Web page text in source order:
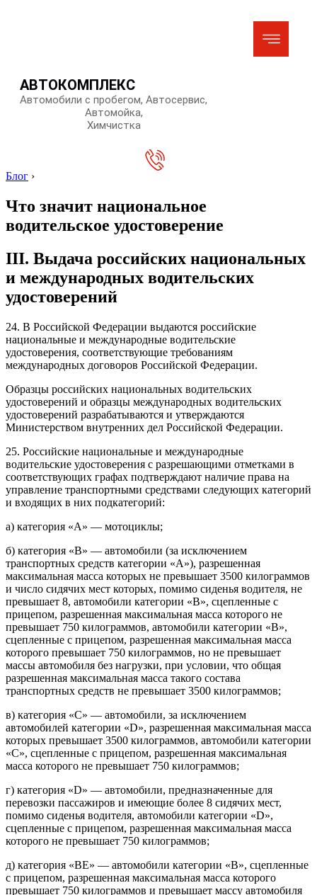
АВТОКОМПЛЕКС
Автомобили с пробегом, Автосервис,
Автомойка,
Химчистка
Блог ›
Что значит национальное
водительское удостоверение
III. Выдача российских национальных
и международных водительских
удостоверений
24. В Российской Федерации выдаются российские
национальные и международные водительские
удостоверения, соответствующие требованиям
международных договоров Российской Федерации.
Образцы российских национальных водительских
удостоверений и образцы международных водительских
удостоверений разрабатываются и утверждаются
Министерством внутренних дел Российской Федерации.
25. Российские национальные и международные
водительские удостоверения с разрешающими отметками в
соответствующих графах подтверждают наличие права на
управление транспортными средствами следующих категорий
и входящих в них подкатегорий:
а) категория «A» — мотоциклы;
б) категория «B» — автомобили (за исключением
транспортных средств категории «A»), разрешенная
максимальная масса которых не превышает 3500 килограммов
и число сидячих мест которых, помимо сиденья водителя, не
превышает 8, автомобили категории «B», сцепленные с
прицепом, разрешенная максимальная масса которого не
превышает 750 килограммов, автомобили категории «B»,
сцепленные с прицепом, разрешенная максимальная масса
которого превышает 750 килограммов, но не превышает
массы автомобиля без нагрузки, при условии, что общая
разрешенная максимальная масса такого состава
транспортных средств не превышает 3500 килограммов;
в) категория «C» — автомобили, за исключением
автомобилей категории «D», разрешенная максимальная масса
которых превышает 3500 килограммов, автомобили категории
«C», сцепленные с прицепом, разрешенная максимальная
масса которого не превышает 750 килограммов;
г) категория «D» — автомобили, предназначенные для
перевозки пассажиров и имеющие более 8 сидячих мест,
помимо сиденья водителя, автомобили категории «D»,
сцепленные с прицепом, разрешенная максимальная масса
которого не превышает 750 килограммов;
д) категория «BE» — автомобили категории «B», сцепленные
с прицепом, разрешенная максимальная масса которого
превышает 750 килограммов и превышает массу автомобиля